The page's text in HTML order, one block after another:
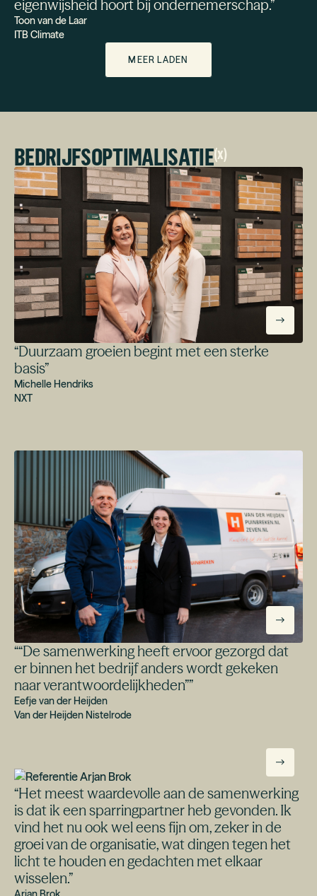
eigenwijsheid hoort bij ondernemerschap.”
Toon van de Laar
ITB Climate
MEER LADEN
BEDRIJFSOPTIMALISATIE(x)
“Duurzaam groeien begint met een sterke
basis”
Michelle Hendriks
NXT
““De samenwerking heeft ervoor gezorgd dat
er binnen het bedrijf anders wordt gekeken
naar verantwoordelijkheden””
Eefje van der Heijden
Van der Heijden Nistelrode
“Het meest waardevolle aan de samenwerking
is dat ik een sparringpartner heb gevonden. Ik
vind het nu ook wel eens fijn om, zeker in de
groei van de organisatie, wat dingen tegen het
licht te houden en gedachten met elkaar
wisselen.”